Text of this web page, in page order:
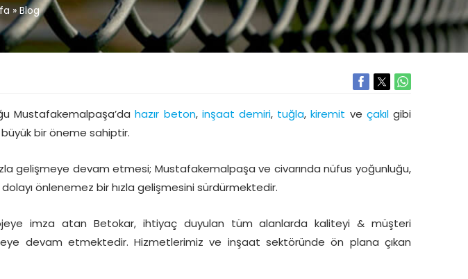
»Blog
Mustafakemalpaşa’dahazır beton, inşaat demiri, tuğla,kiremit ve çakılgibi
bir öneme sahiptir.
gelişmeye devam etmesi; Mustafakemalpaşa ve civarında nüfus yoğunluğu,
önlenemez bir hızla gelişmesini sürdürmektedir.
imza atan Betokar, ihtiyaç duyulan tüm alanlarda kaliteyi & müşteri
devam etmektedir. Hizmetlerimiz ve inşaat sektöründe ön plana çıkan